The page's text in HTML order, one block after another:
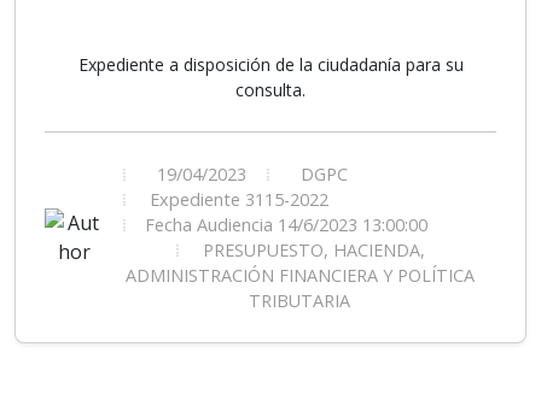
Expediente a disposición de la ciudadanía para su
consulta.
19/04/2023
DGPC
Expediente 3115-2022
Fecha Audiencia 14/6/2023 13:00:00
PRESUPUESTO, HACIENDA,
ADMINISTRACIÓN FINANCIERA Y POLÍTICA
TRIBUTARIA